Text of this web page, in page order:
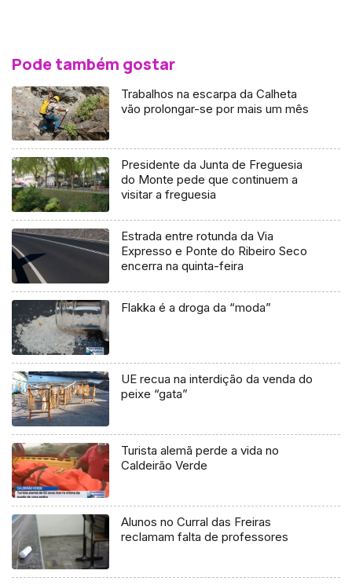
Pode também gostar
Trabalhos na escarpa da Calheta
vão prolongar-se por mais um mês
Presidente da Junta de Freguesia
do Monte pede que continuem a
visitar a freguesia
Estrada entre rotunda da Via
Expresso e Ponte do Ribeiro Seco
encerra na quinta-feira
Flakka é a droga da “moda”
UE recua na interdição da venda do
peixe “gata”
Turista alemã perde a vida no
Caldeirão Verde
Alunos no Curral das Freiras
reclamam falta de professores